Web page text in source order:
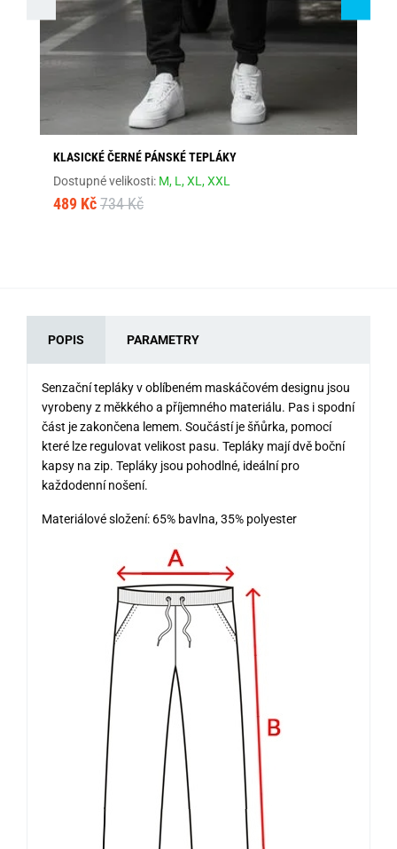
KLASICKÉ ČERNÉ PÁNSKÉ TEPLÁKY
Dostupné velikosti: M, L,XL,XXL
489 Kč 734 Kč
POPIS PARAMETRY
Senzační tepláky v oblíbeném maskáčovém designu jsou
vyrobeny z měkkého a příjemného materiálu. Pas i spodní
část je zakončena lemem. Součástí je šňůrka, pomocí
které lze regulovat velikost pasu. Tepláky mají dvě boční
kapsy na zip. Tepláky jsou pohodlné, ideální pro
každodenní nošení.
Materiálové složení: 65% bavlna, 35% polyester